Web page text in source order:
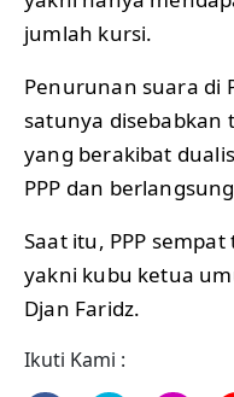
jumlah kursi.
Penurunan suara di
satunya disebabkan
yang berakibat
PPP dan
Saat itu, PPP
yakni kubu ketua
Djan Faridz.
Ikuti Kami :